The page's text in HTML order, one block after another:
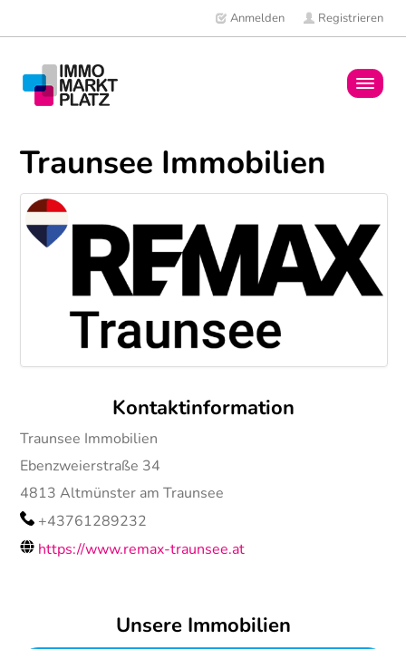
Anmelden Registrieren
Mitglieder
News
Traunsee Immobilien
Kontaktinformation
Traunsee Immobilien
Ebenzweierstraße 34
4813Altmünster am Traunsee
+43761289232
https://www.remax-traunsee.at
Unsere Immobilien